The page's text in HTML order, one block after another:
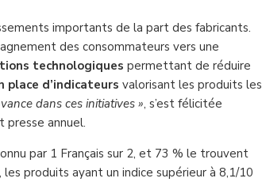
importants de la part des fabricants.
des consommateurs vers une
technologiques permettant de réduire
place d’indicateurs valorisant les produits les
dans ces initiatives », s’est félicitée
presse annuel.
par 1 Français sur 2, et 73 % le trouvent
, les produits ayant un indice supérieur à 8,1/10